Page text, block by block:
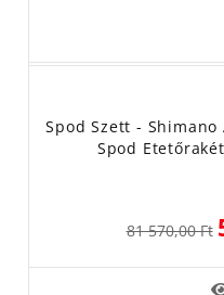
Spod Szett - Shimano
Spod
81 570,00 Ft